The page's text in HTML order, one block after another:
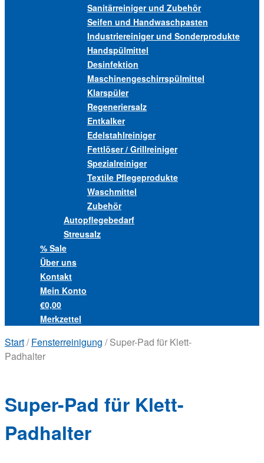
Sanitärreiniger und Zubehör
Seifen und Handwaschpasten
Industriereiniger und Sonderprodukte
Handspülmittel
Desinfektion
Maschinengeschirrspülmittel
Klarspüler
Regeneriersalz
Entkalker
Edelstahlreiniger
Fettlöser / Grillreiniger
Spezialreiniger
Textile Pflegeprodukte
Waschmittel
Zubehör
Autopflegebedarf
Streusalz
% Sale
Über uns
Kontakt
Mein Konto
€0,00
Merkzettel
Start/Fensterreinigung / Super-Pad für Klett-
Padhalter
Super-Pad für Klett-
Padhalter